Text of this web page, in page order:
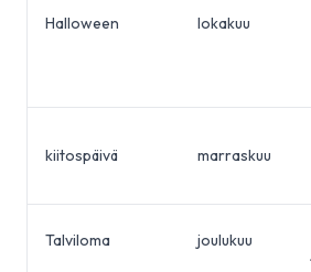
Halloween lokakuu
kiitospäivä marraskuu
Talviloma joulukuu